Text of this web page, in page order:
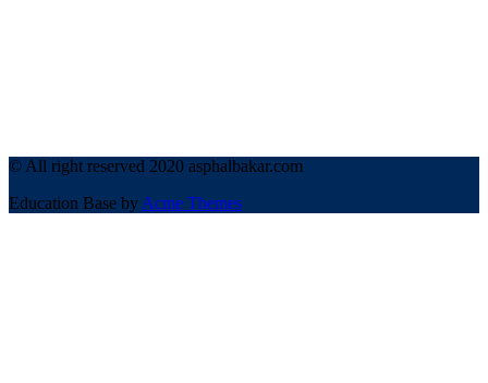
© All right reserved 2020 asphalbakar.com
Education Base by Acme Themes